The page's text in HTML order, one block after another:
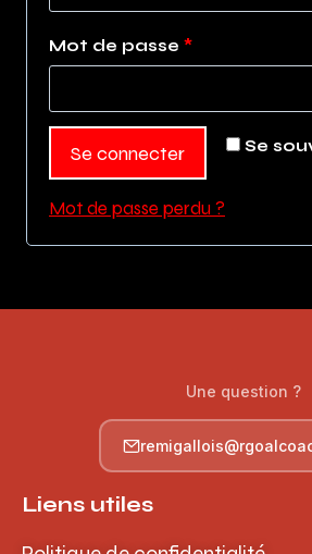
Mot de passe *
Se
Se connecter
Mot de passe perdu ?
Une question ?
Liens utiles